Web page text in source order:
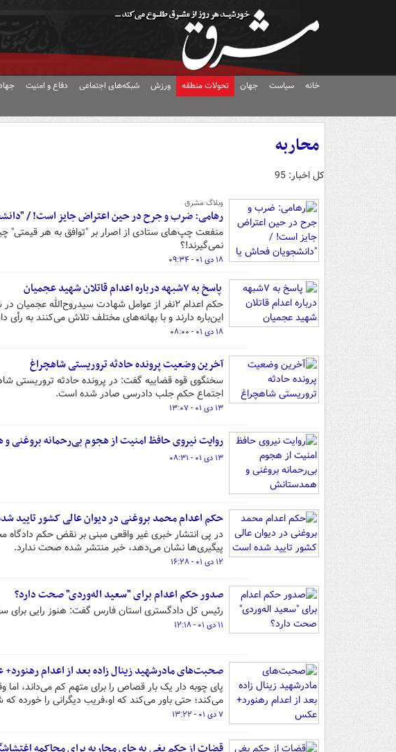
خانه سیاست جهان تحولات منطقه ورزش شبکه‌های اجتماعی دفاع و امنیت
محاربه
کل اخبار: 95
وبلاگ مشرق
رهامی: ضرب و جرح در حین اعتراض جایز است! /
منفعت چپ‌های ستادی از اصرار بر "توافق به هر قیمتی"
نمی‌گیرند!؟
۱۸ دی ۰۱ - ۰۹:۳۴
پاسخ به ۷شبهه درباره اعدام قاتلان شهید عجمیان
حکم اعدام ۲نفر از عوامل شهادت سیدروح‌الله
این‌باره دارند و با بهانه‌های مختلف تلاش می‌کنند به رأی
۱۸ دی ۰۱ - ۰۸:۰۰
آخرین وضعیت پرونده حادثه تروریستی شاهچراغ
اجتماع حکم جلب دادرسی صادر شده است.
۱۳ دی ۰۱ - ۱۳:۰۷
روایت نیروی حافظ امنیت از هجوم بی‌رحمانه بروغنی
۱۳ دی ۰۱ - ۰۸:۳۱
حکم اعدام محمد بروغنی در دیوان عالی کشور تایید
در پی انتشار خبری غیر واقعی مبنی بر نقض حکم دادگاه
پیگیری‌ها نشان می‌دهد، خبر منتشر شده صحت ندارد.
۱۲ دی ۰۱ - ۱۶:۲۸
صدور حکم اعدام برای "سعید اله‌وردی" صحت دارد؟
رئیس کل دادگستری استان فارس گفت: هنوز رایی برای
۱۱ دی ۰۱ - ۱۲:۱۸
صحبت‌های مادرشهید زینال زاده بعد از اعدام
پای چوبه دار یک بار قصاص را برای متهم کم می‌داند،
می‌کند؛ حتی باور می‌کند که او،فریب دیگرانی را خورده که
۷ دی ۰۱ - ۱۳:۲۲